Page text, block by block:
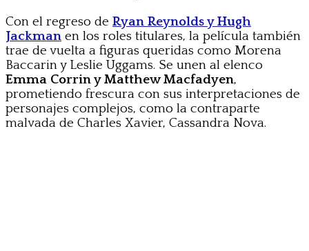
Con el regreso de Ryan Reynolds y Hugh
Jackman en los roles titulares, la película también
trae de vuelta a figuras queridas como Morena
Baccarin y Leslie Uggams. Se unen al elenco
Emma Corrin y Matthew Macfadyen,
prometiendo frescura con sus interpretaciones de
personajes complejos, como la contraparte
malvada de Charles Xavier, Cassandra Nova.